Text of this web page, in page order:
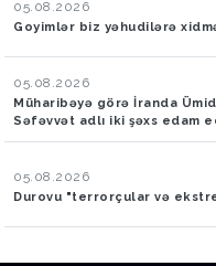
05.08.2026
Goyimlər biz yəhudilərə
05.08.2026
Müharibəyə görə İranda
Səfəvvət adlı iki şəxs edam
05.08.2026
Durovu "terrorçular və